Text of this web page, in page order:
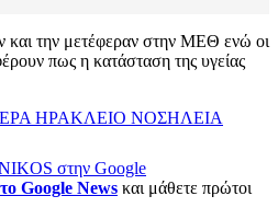
και την μετέφεραν στην ΜΕΘ ενώ οι
πως η κατάσταση της υγείας
ΗΡΑΚΛΕΙΟ ΝΟΣΗΛΕΙΑ
στην Google
Google News και μάθετε πρώτοι